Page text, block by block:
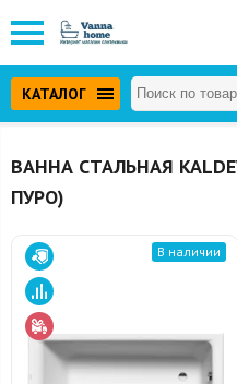
КАТАЛОГ
ВАННА СТАЛЬНАЯ
ПУРО)
В наличии